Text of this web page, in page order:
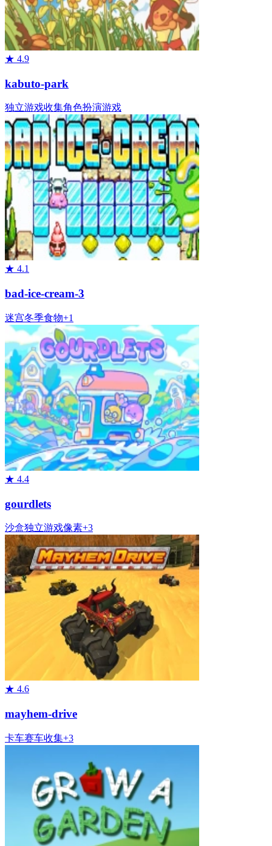
★ 4.9
kabuto-park
独立游戏收集角色扮演游戏
★ 4.1
bad-ice-cream-3
迷宫冬季食物+1
★ 4.4
gourdlets
沙盒独立游戏像素+3
★ 4.6
mayhem-drive
卡车赛车收集+3